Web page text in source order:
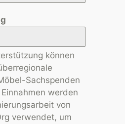
können
Sachspenden
werden
von
verwendet, um